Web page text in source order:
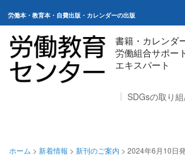
労働本・教育本・自費出版・カレンダーの出版
書籍・カレンダ
労働組合サポー
エキスパート
SDGsの取り
ホーム
ホーム > 新着情報 > 新刊のご案内 > 2024年6月10日